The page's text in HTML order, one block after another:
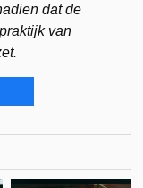
dat de
van